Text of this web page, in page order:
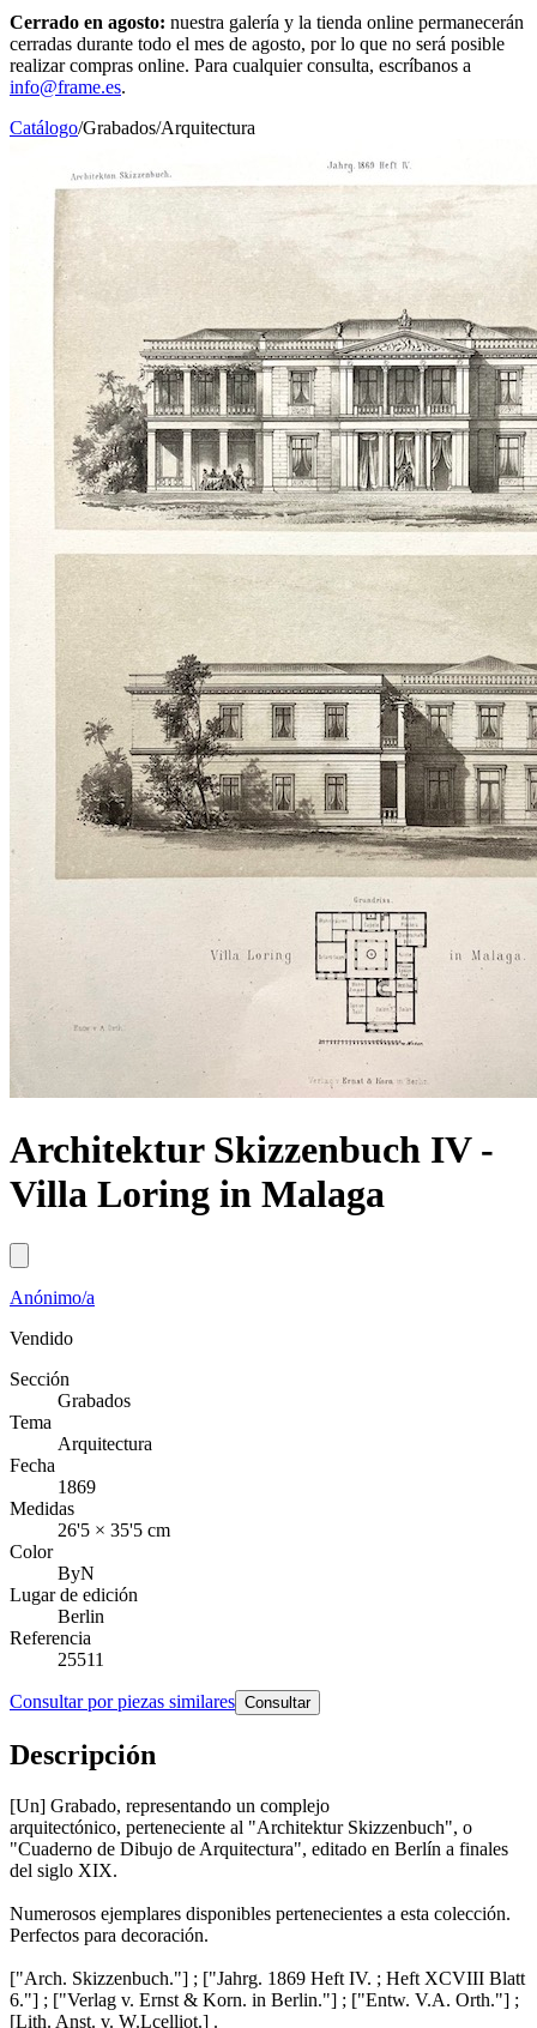
Cerrado en agosto: nuestra galería y la tienda online permanecerán
cerradas durante todo el mes de agosto, por lo que no será posible
realizar compras online. Para cualquier consulta, escríbanos a
info@frame.es.
Catálogo/Grabados/Arquitectura
Architektur Skizzenbuch IV -
Villa Loring in Malaga
Anónimo/a
Vendido
Sección
Grabados
Tema
Arquitectura
Fecha
1869
Medidas
26'5 × 35'5 cm
Color
ByN
Lugar de edición
Berlin
Referencia
25511
Consultar por piezas similares Consultar
Descripción
[Un] Grabado, representando un complejo
arquitectónico, perteneciente al "Architektur Skizzenbuch", o
"Cuaderno de Dibujo de Arquitectura", editado en Berlín a finales
del siglo XIX.
Numerosos ejemplares disponibles pertenecientes a esta colección.
Perfectos para decoración.
["Arch. Skizzenbuch."] ; ["Jahrg. 1869 Heft IV. ; Heft XCVIII Blatt
6."] ; ["Verlag v. Ernst & Korn. in Berlin."] ; ["Entw. V.A. Orth."] ;
[Lith. Anst. v. W.Lcelliot.] .